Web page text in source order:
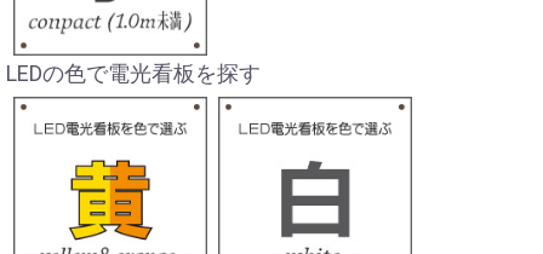
LEDの色で電光看板を探す